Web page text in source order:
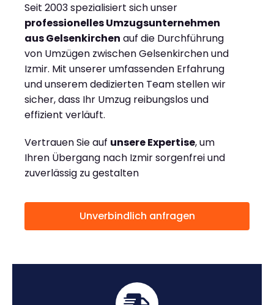
Seit 2003 spezialisiert sich unser
professionelles Umzugsunternehmen
aus Gelsenkirchen auf die Durchführung
von Umzügen zwischen Gelsenkirchen und
Izmir. Mit unserer umfassenden Erfahrung
und unserem dedizierten Team stellen wir
sicher, dass Ihr Umzug reibungslos und
effizient verläuft.
Vertrauen Sie auf unsere Expertise, um
Ihren Übergang nach Izmir sorgenfrei und
zuverlässig zu gestalten
Unverbindlich anfragen